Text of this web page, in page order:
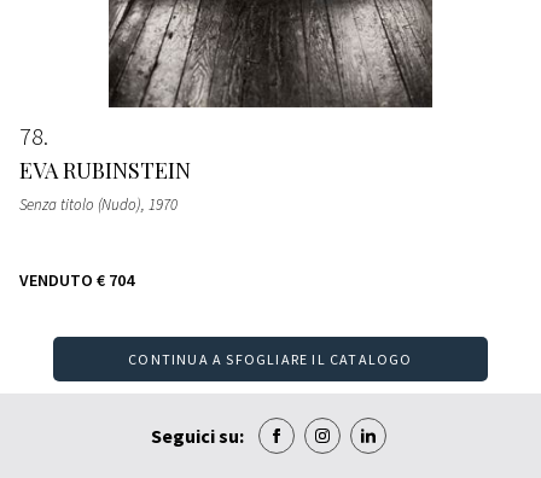
78
EVA RUBINSTEIN
Senza titolo (Nudo), 1970
VENDUTO € 704
CONTINUA A SFOGLIARE IL CATALOGO
Seguici su: